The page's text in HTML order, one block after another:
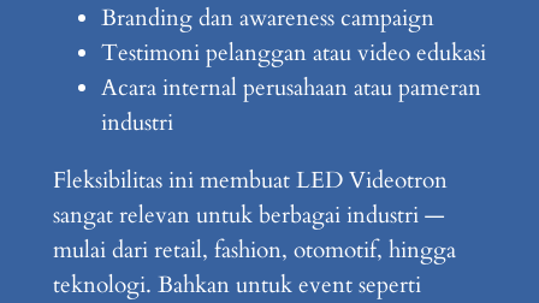
Branding dan awareness campaign
Testimoni pelanggan atau video edukasi
Acara internal perusahaan atau pameran
industri
Fleksibilitas ini membuat LED Videotron
sangat relevan untuk berbagai industri —
mulai dari retail, fashion, otomotif, hingga
teknologi. Bahkan untuk event seperti